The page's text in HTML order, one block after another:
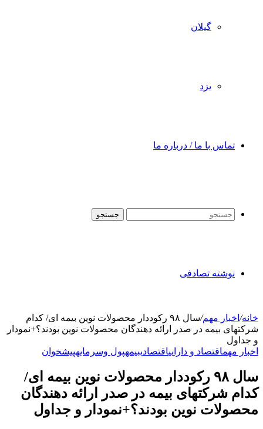
گیلان
یزد
تماس با ما / درباره ما
جستجو
نوشته تصادفی
خانه/ اخبار مهم/
سال ۹۸ رکوددار محصولات نوین بیمه ای/ کدام
شرکتهای بیمه در صدر ارائه دهندگان محصولات نوین بودند؟+نمودار
و جداول
اخبار مهماقتصاد و داراییاقتصادیبیمهپول وسرمایهپیشخوان
سال ۹۸ رکوددار محصولات نوین بیمه ای/
کدام شرکتهای بیمه در صدر ارائه دهندگان
محصولات نوین بودند؟+نمودار و جداول